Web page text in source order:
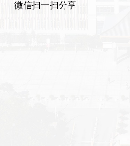
微信扫一扫分享